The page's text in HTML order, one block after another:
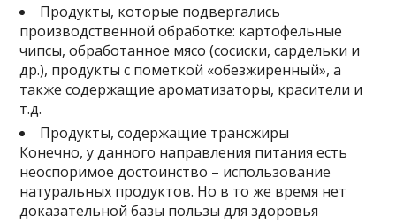
Продукты, которые подвергались
производственной обработке: картофельные
чипсы, обработанное мясо (сосиски, сардельки и
др.), продукты с пометкой «обезжиренный», а
также содержащие ароматизаторы, красители и
т.д.
Продукты, содержащие трансжиры
Конечно, у данного направления питания есть
неоспоримое достоинство – использование
натуральных продуктов. Но в то же время нет
доказательной базы пользы для здоровья